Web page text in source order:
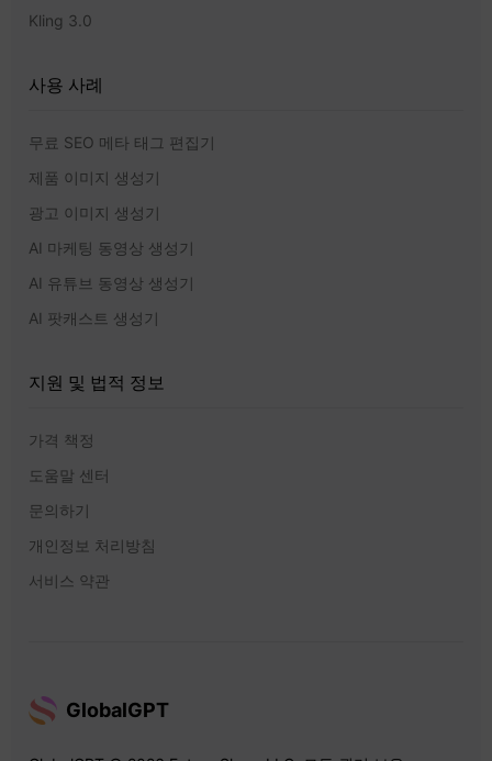
Kling 3.0
사용 사례
무료 SEO 메타 태그 편집기
제품 이미지 생성기
광고 이미지 생성기
AI 마케팅 동영상 생성기
AI 유튜브 동영상 생성기
AI 팟캐스트 생성기
지원 및 법적 정보
가격 책정
도움말 센터
문의하기
개인정보 처리방침
서비스 약관
GlobalGPT